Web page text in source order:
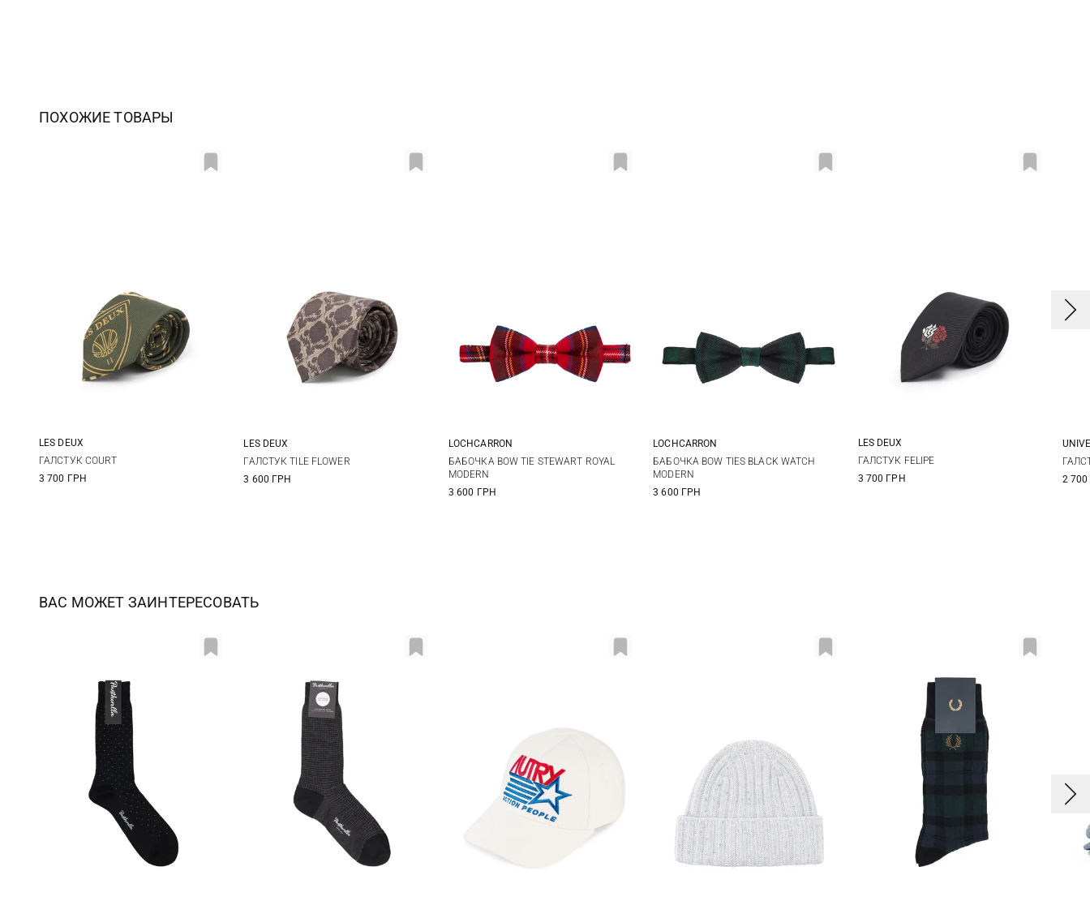
ПОХОЖИЕ ТОВАРЫ
One size
LES DEUX
ГАЛСТУК COURT
3 700 ГРН
One size
LES DEUX
ГАЛСТУК TILE FLOWER
3 600 ГРН
One size
LOCHCARRON
БАБОЧКА BOW TIE STEWART ROYAL
MODERN
3 600 ГРН
One size
LOCHCARRON
БАБОЧКА BOW TIES BLACK WATCH
MODERN
3 600 ГРН
One size
LES DEUX
ГАЛСТУК FELIPE
3 700 ГРН
M
2
ВАС МОЖЕТ ЗАИНТЕРЕСОВАТЬ